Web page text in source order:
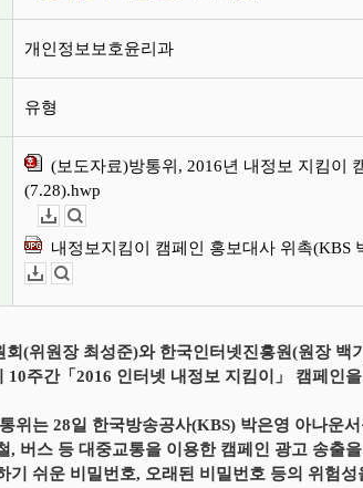
개인정보보호윤리과
유형
(보도자료)방통위, 2016년 내정보 지킴이
(7.28).hwp
내정보지킴이 캠페인 홍보대사 위촉(KBS
회(위원장 최성준)와 한국인터넷진흥원(원장 백
10주간「2016 인터넷 내정보 지킴이」 캠페인
위는 28일 한국방송공사(KBS) 박은영 아나운
, 버스 등 대중교통을 이용한 캠페인 광고 송출
기 쉬운 비밀번호, 오래된 비밀번호 등의 위험